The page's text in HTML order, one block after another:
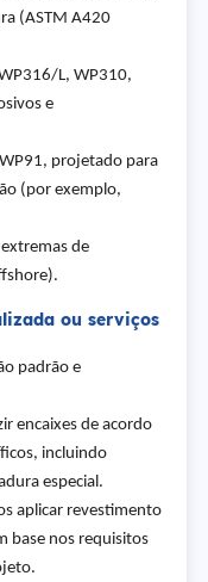
(ASTM A420
L, WP310,
e
projetado para
(por exemplo,
de
ou serviços
padrão e
encaixes de acordo
incluindo
especial.
aplicar revestimento
base nos requisitos